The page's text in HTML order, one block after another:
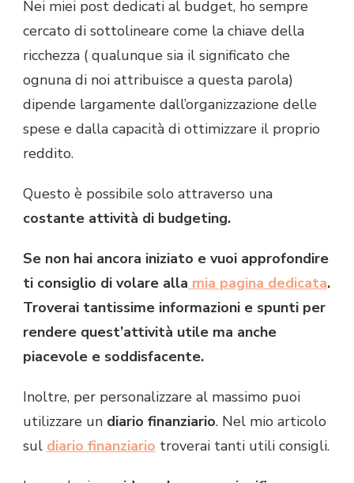
Nei miei post dedicati al budget, ho sempre
cercato di sottolineare come la chiave della
ricchezza ( qualunque sia il significato che
ognuna di noi attribuisce a questa parola)
dipende largamente dall’organizzazione delle
spese e dalla capacità di ottimizzare il proprio
reddito.
Questo è possibile solo attraverso una
costante attività di budgeting.
Se non hai ancora iniziato e vuoi approfondire
ti consiglio di volare alla mia pagina dedicata.
Troverai tantissime informazioni e spunti per
rendere quest’attività utile ma anche
piacevole e soddisfacente.
Inoltre, per personalizzare al massimo puoi
utilizzare un diario finanziario. Nel mio articolo
sul diario finanziario troverai tanti utili consigli.